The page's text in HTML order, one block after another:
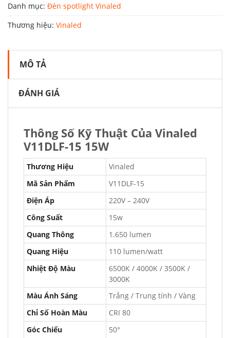
Danh mục: Đèn spotlight Vinaled
Thương hiệu: Vinaled
MÔ TẢ
ĐÁNH GIÁ
Thông Số Kỹ Thuật Của Vinaled
V11DLF-15 15W
Thương Hiệu
Vinaled
Mã Sản Phẩm
V11DLF-15
Điện Áp
220V – 240V
Công Suất
15w
Quang Thông
1.650 lumen
Quang Hiệu
110 lumen/watt
Nhiệt Độ Màu
6500K / 4000K / 3500K /
3000K
Màu Ánh Sáng
Trắng / Trung tính / Vàng
Chỉ Số Hoàn Màu
CRI 80
Góc Chiếu
50°